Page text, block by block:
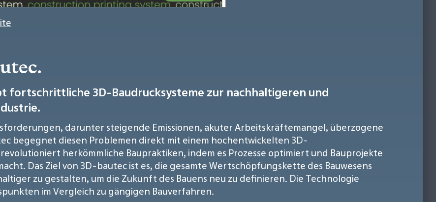
3D-Baudrucksysteme zur nachhaltigeren und
darunter steigende Emissionen, akuter Arbeitskräftemangel, überzogene
begegnet diesen Problemen direkt mit einem hochentwickelten 3D-
herkömmliche Baupraktiken, indem es Prozesse optimiert und Bauprojekte
Das Ziel von 3D-bautec ist es, die gesamte Wertschöpfungskette des Bauwesens
zu gestalten, um die Zukunft des Bauens neu zu definieren. Die Technologie
im Vergleich zu gängigen Bauverfahren.